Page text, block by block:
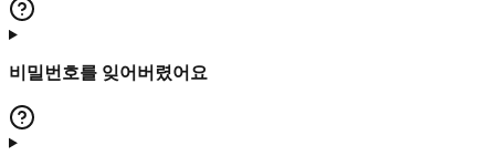
비밀번호를 잊어버렸어요